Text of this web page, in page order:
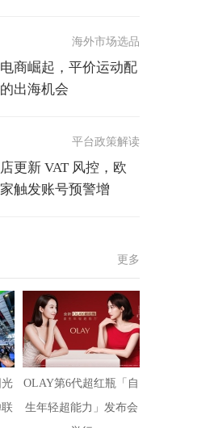
海外市场选品
商崛起，平价运动配
出海机会
平台政策解读
更新 VAT 风控，欧
触发账号预警增
更多
OLAY第6代超红瓶「自
生年轻超能力」发布会